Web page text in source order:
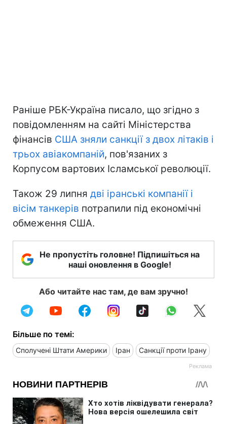
Раніше РБК-Україна писало, що згідно з
повідомленням на сайті Міністерства
фінансів США зняли санкції з двох літаків і
трьох авіакомпаній, пов'язаних з
Корпусом вартових Ісламської революції.
Також 29 липня дві іранські компанії і
вісім танкерів потрапили під економічні
обмеження США.
Не пропустіть головне! Підпишіться на
наші оновлення в Google!
Або читайте нас там, де вам зручно!
Більше по темі:
Сполучені Штати Америки Іран Санкції проти Ірану